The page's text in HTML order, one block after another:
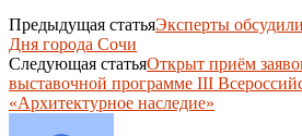
Предыдущая статьяЭксперты
Дня города Сочи
Следующая статьяОткрыт приём
выставочной программе III
«Архитектурное наследие»